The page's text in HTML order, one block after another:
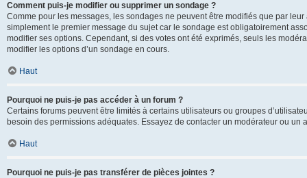
Comment puis-je modifier ou supprimer un sondage ?
Comme pour les messages, les sondages ne peuvent être modifiés que par
simplement le premier message du sujet car le sondage est obligatoirement
modifier ses options. Cependant, si des votes ont été exprimés, seuls les
modifier les options d’un sondage en cours.
Haut
Pourquoi ne puis-je pas accéder à un forum ?
Certains forums peuvent être limités à certains utilisateurs ou groupes
besoin des permissions adéquates. Essayez de contacter un modérateur ou
Haut
Pourquoi ne puis-je pas transférer de pièces jointes ?